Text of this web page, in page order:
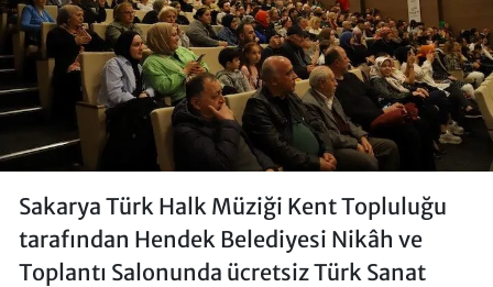
Sakarya Türk Halk Müziği Kent Topluluğu
tarafından Hendek Belediyesi Nikâh ve
Toplantı Salonunda ücretsiz Türk Sanat